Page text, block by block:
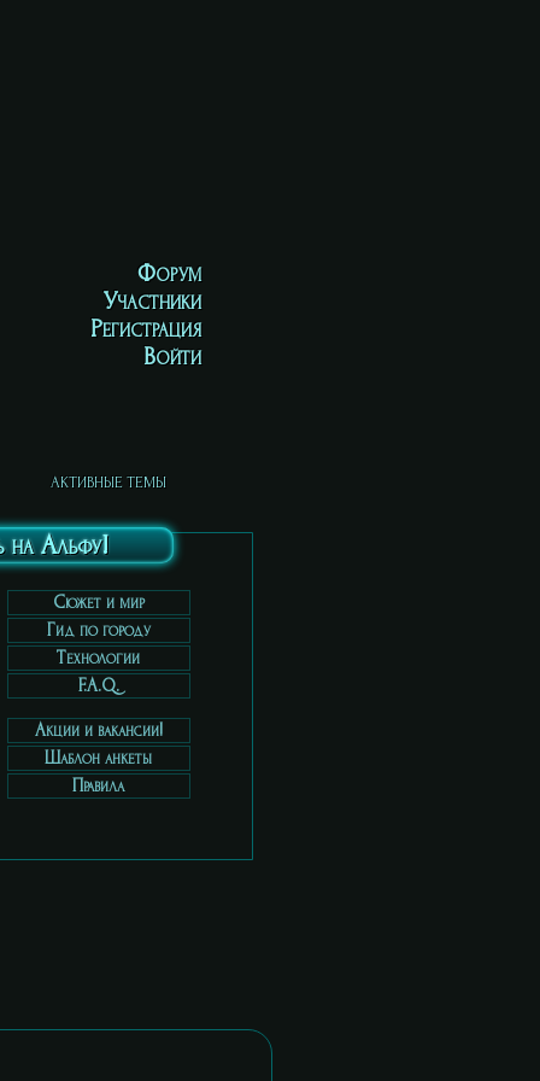
Форум
Участники
Регистрация
Войти
АКТИВНЫЕ ТЕМЫ
на Альфу!
Cюжет и мир
Гид по городу
Технологии
F.A.Q.
Акции и вакансии!
Шаблон анкеты
Правила